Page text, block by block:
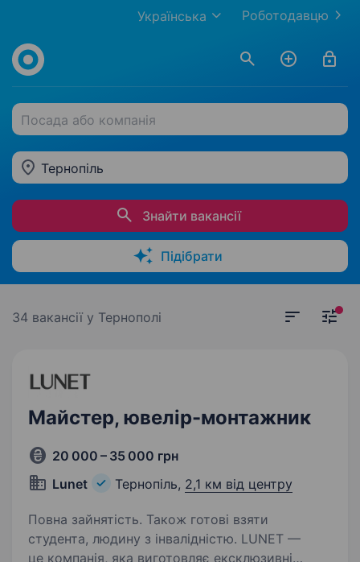
Роботодавцю
Українська
Посада або компанія
Тернопіль
Знайти вакансії
Підібрати
34 вакансії у Тернополі
Майстер, ювелір-монтажник
20 000 – 35 000 грн
Lunet
Тернопіль, 2,1 км від центру
Повна зайнятість. Також готові взяти
студента, людину з інвалідністю. LUNET —
це компанія, яка виготовляє ексклюзивні